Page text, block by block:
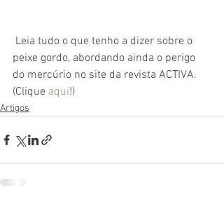
peixe gordo, abordando ainda o perigo
do mercúrio no site da revista ACTIVA.
(Clique aqui!)
Artigos